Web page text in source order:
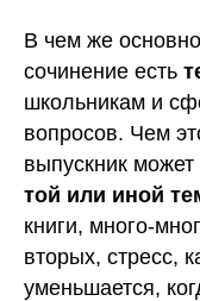
В чем же
сочинение есть
школьникам и
вопросов. Чем
выпускник может
той или иной
книги, много-
вторых, стресс,
уменьшается,